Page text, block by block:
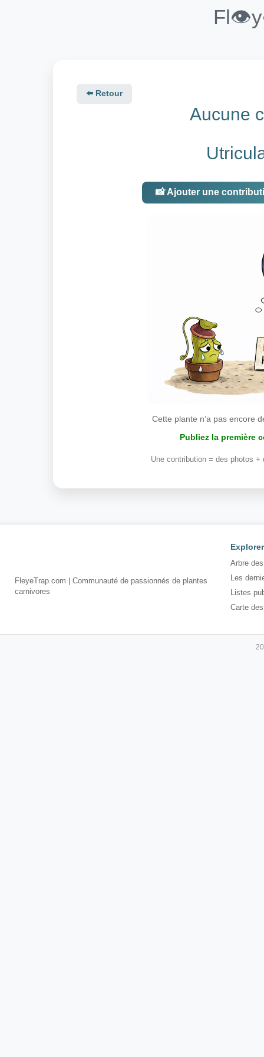
⬅️ Retour
Aucune
📸 Ajouter une
Cette plante n’a pas encore
Publiez la première
Une contribution = des photos
FleyeTrap.com | Communauté de passionnés de plantes
carnivores
Explorer
Arbre
Les
Listes
Carte